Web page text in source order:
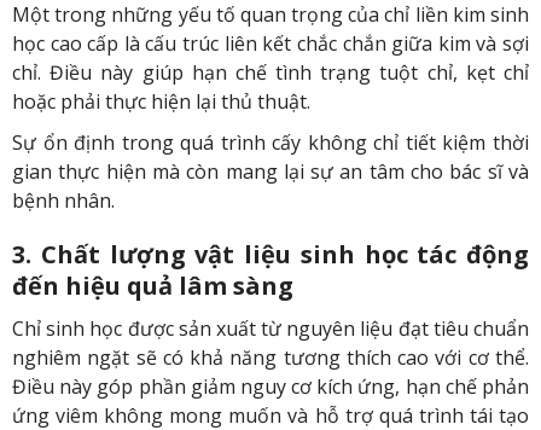
Một trong những yếu tố quan trọng của chỉ liền kim sinh
học cao cấp là cấu trúc liên kết chắc chắn giữa kim và sợi
chỉ. Điều này giúp hạn chế tình trạng tuột chỉ, kẹt chỉ
hoặc phải thực hiện lại thủ thuật.
Sự ổn định trong quá trình cấy không chỉ tiết kiệm thời
gian thực hiện mà còn mang lại sự an tâm cho bác sĩ và
bệnh nhân.
3. Chất lượng vật liệu sinh học tác động
đến hiệu quả lâm sàng
Chỉ sinh học được sản xuất từ nguyên liệu đạt tiêu chuẩn
nghiêm ngặt sẽ có khả năng tương thích cao với cơ thể.
Điều này góp phần giảm nguy cơ kích ứng, hạn chế phản
ứng viêm không mong muốn và hỗ trợ quá trình tái tạo